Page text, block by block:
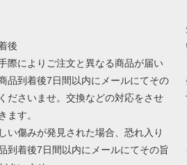
後
際によりご注文と異なる商品が届い
品到着後7日間以内にメールにてその
ださいませ。交換などの対応をさせ
ます。
い傷みが発見された場合、恐れ入り
到着後7日間以内にメールにてその旨